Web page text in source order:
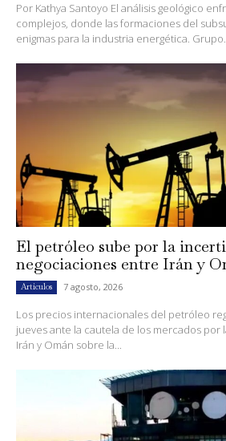
Por Kathya Santoyo El análisis geológico
complejos, donde las formaciones del
enigmas para la industria energética.
El petróleo sube por la
negociaciones entre Irán y
Artículos 7 agosto, 2026
Los precios internacionales del petróleo
jueves ante la cautela de los mercados por
Irán y Omán sobre la...